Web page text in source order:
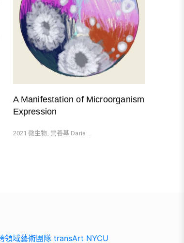
A Manifestation of Microorganism
Expression
2021 微生物, 營養基 Daria ...
領域藝術團隊 transArt NYCU